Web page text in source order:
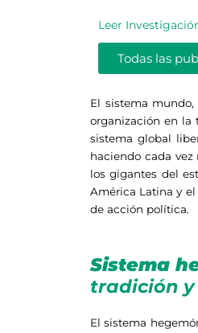
Leer
Todas las
El sistema
organización en la
sistema global
haciendo cada
los gigantes del
América Latina y
de acción política.
Sistema
tradición y
El sistema